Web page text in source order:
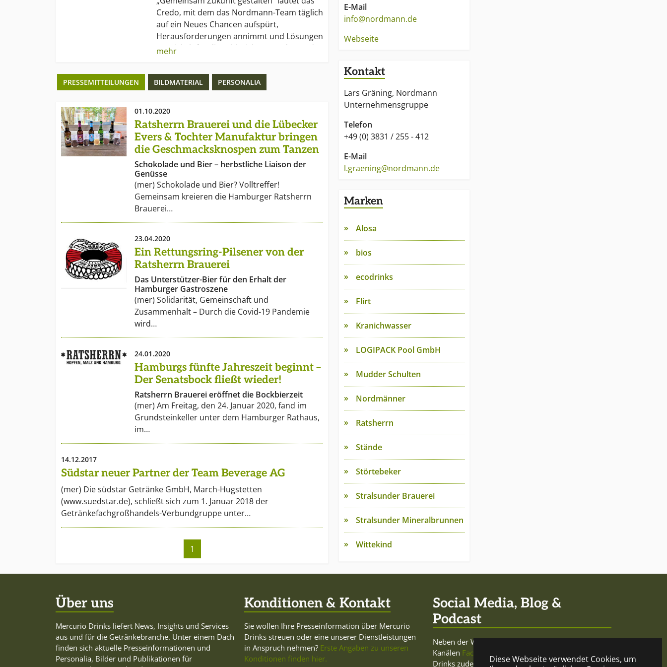
Diese Webseite verwendet Cookies, um
Credo, mit dem das Nordmann-Team täglich
auf ein Neues Chancen aufspürt,
Herausforderungen annimmt und Lösungen
entwickelt für die zahlreichen Kunden und
Großhandel und Gastronomie.
mehr
PRESSEMITTEILUNGEN BILDMATERIAL PERSONALIA
01.10.2020
Ratsherrn Brauerei und die Lübecker
Evers & Tochter Manufaktur bringen
die Geschmacksknospen zum Tanzen
Schokolade und Bier – herbstliche Liaison der
Genüsse
(mer) Schokolade und Bier? Volltreffer!
Gemeinsam kreieren die Hamburger Ratsherrn
Brauerei…
23.04.2020
Ein Rettungsring-Pilsener von der
Ratsherrn Brauerei
Das Unterstützer-Bier für den Erhalt der
Hamburger Gastroszene
(mer) Solidarität, Gemeinschaft und
Zusammenhalt – Durch die Covid-19 Pandemie
wird…
24.01.2020
Hamburgs fünfte Jahreszeit beginnt –
Der Senatsbock fließt wieder!
Ratsherrn Brauerei eröffnet die Bockbierzeit
(mer) Am Freitag, den 24. Januar 2020, fand im
Grundsteinkeller unter dem Hamburger Rathaus,
im…
14.12.2017
Südstar neuer Partner der Team Beverage AG
(mer) Die südstar Getränke GmbH, March-Hugstetten
(www.suedstar.de), schließt sich zum 1. Januar 2018 der
Getränkefachgroßhandels-Verbundgruppe unter…
1
E-Mail
info@nordmann.de
Webseite
Kontakt
Lars Gräning, Nordmann
Unternehmensgruppe
Telefon
+49 (0) 3831 / 255 - 412
E-Mail
l.graening@nordmann.de
Marken
Alosa
bios
ecodrinks
Flirt
Kranichwasser
LOGIPACK Pool GmbH
Mudder Schulten
Nordmänner
Ratsherrn
Stände
Störtebeker
Stralsunder Brauerei
Stralsunder Mineralbrunnen
Wittekind
Über uns
Mercurio Drinks liefert News, Insights und Services
aus und für die Getränkebranche. Unter einem Dach
finden sich aktuelle Presseinformationen und
Personalia, Bilder und Publikationen für
Konditionen & Kontakt
Sie wollen Ihre Presseinformation über Mercurio
Drinks streuen oder eine unserer Dienstleistungen
in Anspruch nehmen? Erste Angaben zu unseren
Konditionen finden hier.
Social Media, Blog &
Podcast
Neben der Website sowie den Social-Media-
Kanälen Facebook
Drinks zudem den trink- und meinungsfreudigen